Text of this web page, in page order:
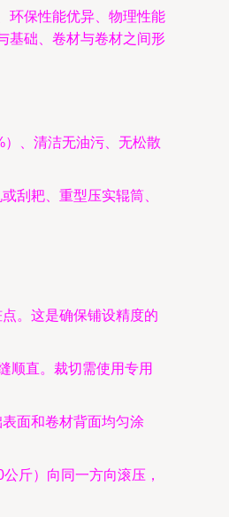
环保性能优异、物理性能
基础、卷材与卷材之间形
、清洁无油污、无松散
刮耙、重型压实辊筒、
。这是确保铺设精度的
顺直。裁切需使用专用
面和卷材背面均匀涂
斤）向同一方向滚压，